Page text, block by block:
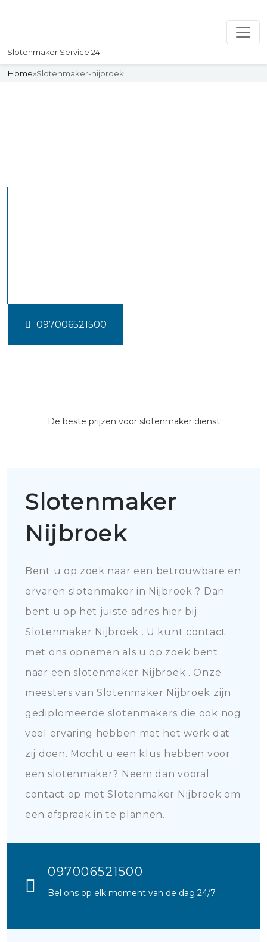
Slotenmaker Service 24
Home»Slotenmaker-nijbroek
097006521500
De beste prijzen voor slotenmaker dienst
Slotenmaker
Nijbroek
Bent u op zoek naar een betrouwbare en
ervaren slotenmaker in Nijbroek ? Dan
bent u op het juiste adres hier bij
Slotenmaker Nijbroek . U kunt contact
met ons opnemen als u op zoek bent
naar een slotenmaker Nijbroek . Onze
meesters van Slotenmaker Nijbroek zijn
gediplomeerde slotenmakers die ook nog
veel ervaring hebben met het werk dat
zij doen. Mocht u een klus hebben voor
een slotenmaker? Neem dan vooral
contact op met Slotenmaker Nijbroek om
een afspraak in te plannen.
097006521500
Bel ons op elk moment van de dag 24/7